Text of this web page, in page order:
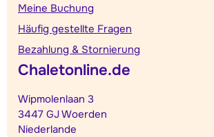
Meine Buchung
Häufig gestellte Fragen
Bezahlung & Stornierung
Chaletonline.de
Wipmolenlaan 3
3447 GJ Woerden
Niederlande